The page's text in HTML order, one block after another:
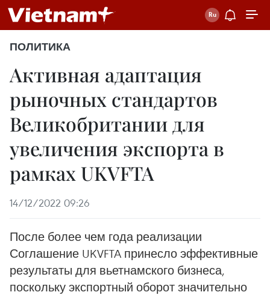
ПОЛИТИКА
Активная адаптация
рыночных стандартов
Великобритании для
увеличения экспорта в
рамках UKVFTA
14/12/2022 09:26
После более чем года реализации
Соглашение UKVFTA принесло эффективные
результаты для вьетнамского бизнеса,
поскольку экспортный оборот значительно